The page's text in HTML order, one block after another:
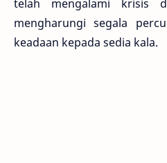
telah mengalami krisis
mengharungi segala
keadaan kepada sedia kala.